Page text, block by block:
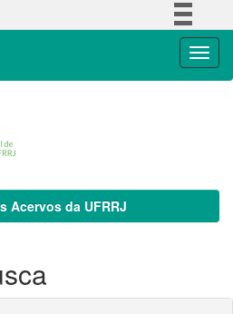
Acervos da UFRRJ